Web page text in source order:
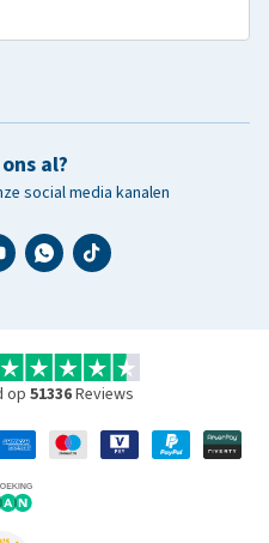
al?
social media kanalen
op 51336Reviews